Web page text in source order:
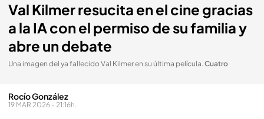
Val Kilmer resucita en el cine gracias
a la IA con el permiso de su familia y
abre un debate
Una imagen del ya fallecido Val Kilmer en su última película.Cuatro
Rocío González
19 MAR 2026 - 21:16h.